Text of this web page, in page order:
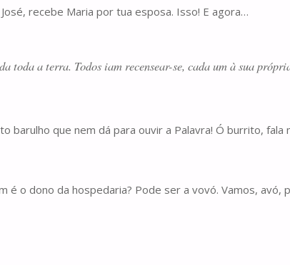
recebe Maria por tua esposa. Isso! E agora…
toda a terra. Todos iam recensear-se, cada um à sua
que nem dá para ouvir a Palavra! Ó burrito, fala
o dono da hospedaria? Pode ser a vovó. Vamos, avó,